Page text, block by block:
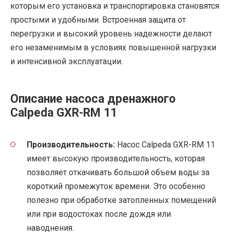
которым его установка и транспортировка становятся
простыми и удобными. Встроенная защита от
перегрузки и высокий уровень надежности делают
его незаменимым в условиях повышенной нагрузки
и интенсивной эксплуатации.
Описание насоса дренажного
Calpeda GXR-RM 11
Производительность: Насос Calpeda GXR-RM 11
имеет высокую производительность, которая
позволяет откачивать большой объем воды за
короткий промежуток времени. Это особенно
полезно при обработке затопленных помещений
или при водостоках после дождя или
наводнения.